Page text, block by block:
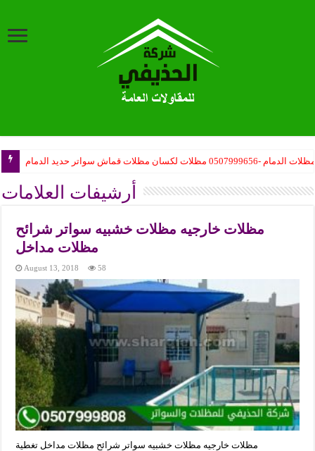
الدمام -0507999656 مظلات لكسان مظلات قماش سواتر حديد الدمام
أرشيفات العلامات
مظلات خارجيه مظلات خشبيه سواتر شرائح
مظلات مداخل
August 13, 2018 58
مظلات خارجيه مظلات خشبيه سواتر شرائح مظلات مداخل تغطية